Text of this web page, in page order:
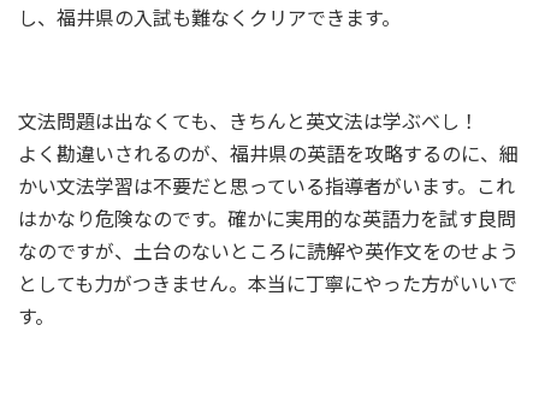
し、福井県の入試も難なくクリアできます。
文法問題は出なくても、きちんと英文法は学ぶべし！
よく勘違いされるのが、福井県の英語を攻略するのに、細
かい文法学習は不要だと思っている指導者がいます。これ
はかなり危険なのです。確かに実用的な英語力を試す良問
なのですが、土台のないところに読解や英作文をのせよう
としても力がつきません。本当に丁寧にやった方がいいで
す。